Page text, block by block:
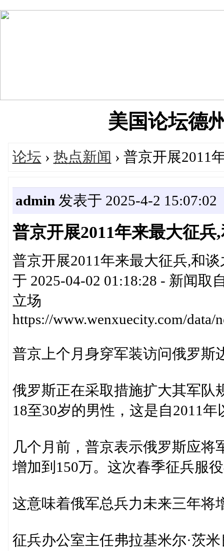
美国论坛德
论坛 › 热点新闻 › 普京开展2011
admin 发表于 2025-4-2 15:07:02
普京开展2011年来最大征
普京开展2011年来最大征兵,和
于 2025-04-02 01:18:28 - 新闻
立场
https://www.wenxuecity.com/data/
普京上个月身穿军装访问俄罗斯
俄罗斯正在采取措施扩大其军队
18至30岁的男性，这是自2011
几个月前，普京表示俄罗斯应将
增加到150万。这次春季征兵服
这意味着俄军总兵力未来三年将
征兵办公室主任弗拉基米尔·茨